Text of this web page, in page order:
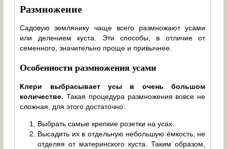
Размножение
Садовую землянику чаще всего размножают усами
или делением куста. Эти способы, в отличие от
семенного, значительно проще и привычнее.
Особенности размножения усами
Клери выбрасывает усы в очень большом
количестве. Такая процедура размножения вовсе не
сложная, для этого достаточно:
Выбрать самые крепкие розетки на усах.
Высадить их в отдельную небольшую ёмкость, не
отделяя от материнского куста. Таким образом,